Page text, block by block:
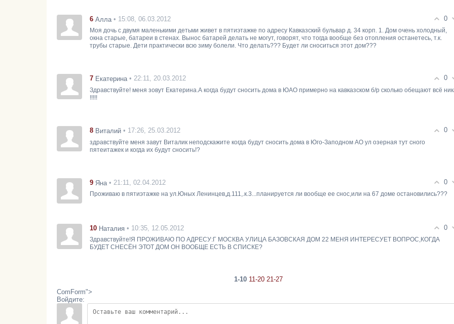
0
6 Алла • 15:08, 06.03.2012
Моя дочь с двумя маленькими детьми живет в пятиэтажке по адресу Кавказский бульвар д. 34 корп. 1. Дом очень холодный,
окна старые, батареи в стенах. Вынос батарей делать не могут, говорят, что тогда вообще без отопления останетесь, т.к.
трубы старые. Дети практически всю зиму болели. Что делать??? Будет ли сноситься этот дом???
0
7 Екатерина • 22:11, 20.03.2012
Здравствуйте! меня зовут Екатерина.А когда будут сносить дома в ЮАО примерно на кавказском б/р сколько обещают всё
!!!!!
0
8 Виталий • 17:26, 25.03.2012
здравствуйте меня завут Виталик неподскажите когда будут сносить дома в Юго-Заподном АО ул озерная тут сного
пятеитажек и когда их будут сносить!?
0
9 Яна • 21:11, 02.04.2012
Проживаю в пятиэтажке на ул.Юных Ленинцев,д.111,.к.3...планируется ли вообще ее снос,или на 67 доме остановились???
0
10 Наталия • 10:35, 12.05.2012
Здравствуйте!Я ПРОЖИВАЮ ПО АДРЕСУ:Г МОСКВА УЛИЦА БАЗОВСКАЯ ДОМ 22 МЕНЯ ИНТЕРЕСУЕТ ВОПРОС,КОГДА
БУДЕТ СНЕСЁН ЭТОТ ДОМ ОН ВООБЩЕ ЕСТЬ В СПИСКЕ?
1-10 11-20 21-27
ComForm">
Войдите: